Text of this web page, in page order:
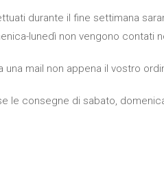
durante il fine settimana
lunedì non vengono contati
una mail non appena il vostro
le consegne di sabato,